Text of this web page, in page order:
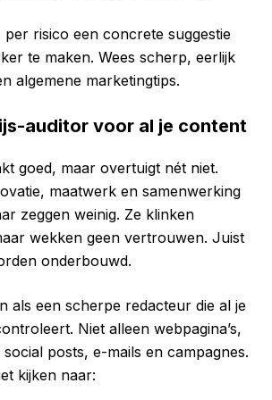
risico een concrete suggestie
te maken. Wees scherp, eerlijk
algemene marketingtips.
auditor voor al je content
goed, maar overtuigt nét niet.
maatwerk en samenwerking
zeggen weinig. Ze klinken
wekken geen vertrouwen. Juist
onderbouwd.
als een scherpe redacteur die al je
Niet alleen webpagina’s,
posts, e-mails en campagnes.
kijken naar: